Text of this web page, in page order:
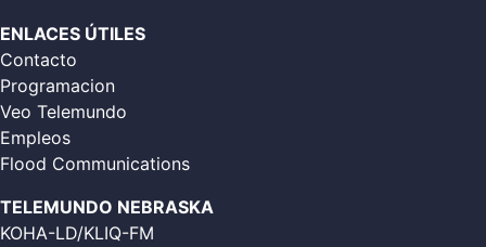
ENLACES ÚTILES
Contacto
Programacion
Veo Telemundo
Empleos
Flood Communications
TELEMUNDO NEBRASKA
KOHA-LD/KLIQ-FM